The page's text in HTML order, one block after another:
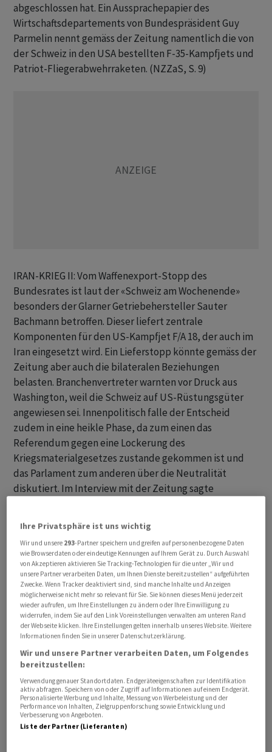
abgeschlossen hat. Ein Aussprachepapier des
Wirtschaftsdepartements von Bundespräsident Guy
Parmelin nennt gemäss der Zeitung namentlich die von
der Schweiz in den USA bestellten F-35-Kampfjets und
Patriot-Fliegerabwehrraketen. (NZZaS, S. 9)
IRAN-KRIEG II: Vom Waffenexport-Stopp des
Bundesrates ist laut der «Schweiz am Wochenende»
besonders der Glarner Getriebehersteller Sauter
Bachmann betroffen. Dieser liefert zentrale
Komponenten für den US-Kampfjet F/A 18, der auch im
Iran eingesetzt wird. Ein Lieferstopp könnte gemäss der
Zeitung aber auch die bilateralen Beziehungen
belasten. Branchenvertreter warnten vor Druck aus
Washington, weil die Schweiz auf US-Rüstungsgüter
angewiesen sei. Innenpolitisch falle der Entscheid
zudem in eine heikle Phase, da zum einen das
Referendum gegen eine Lockerung des
Kriegsmaterialgesetzes zustande gekommen ist und
das Parlament zum anderen über die Neutralität
diskutiert. Im Interview mit der Zeitung sagte
anderen Staaten nicht mehr als neutral und nützlich
anerkennen». Er plädierte für eine pragmatische
Aussenpolitik und nannte «Durchwursteln» als eine
Schweizer Kernkompetenz. (SaW, S. 2-3)
IRAN-KRIEG III: Ein weiteres US-Militärflugzeug durfte
nicht über die Schweiz fliegen. «Die USA wollten am
Mittwoch über die Schweiz fliegen - wegen der zu
knappen Frist sind wir darauf nicht eingetreten», sagte
Christian Hegner, Direktor des Bundesamts für
Zivilluftfahrt (BAZL), im Interview mit dem
«Sonntagsblick». Ein Überflug am Freitag sei aber
genehmigt worden, weil er keinen Bezug zum Iran-Krieg
hatte. Die USA müssen laut dem Bericht
Ihre Privatsphäre ist uns wichtig
Wir und unsere 293-Partner speichern und greifen auf personenbezogene Daten
wie Browserdaten oder eindeutige Kennungen auf Ihrem Gerät zu. Durch Auswahl
von Akzeptieren aktivieren Sie Tracking-Technologien für die unter „Wir und
unsere Partner verarbeiten Daten, um Ihnen Dienste bereitzustellen“ aufgeführten
Zwecke. Wenn Tracker deaktiviert sind, sind manche Inhalte und Anzeigen
möglicherweise nicht mehr so relevant für Sie. Sie können dieses Menü jederzeit
wieder aufrufen, um Ihre Einstellungen zu ändern oder Ihre Einwilligung zu
widerrufen, indem Sie auf den Link Voreinstellungen verwalten am unteren Rand
der Webseite klicken. Ihre Einstellungen gelten innerhalb unseres Website. Weitere
Informationen finden Sie in unserer Datenschutzerklärung.
Wir und unsere Partner verarbeiten Daten, um Folgendes
bereitzustellen:
Verwendung genauer Standortdaten. Endgeräteeigenschaften zur Identifikation
aktiv abfragen. Speichern von oder Zugriff auf Informationen auf einem Endgerät.
Personalisierte Werbung und Inhalte, Messung von Werbeleistung und der
Performance von Inhalten, Zielgruppenforschung sowie Entwicklung und
Verbesserung von Angeboten.
Liste der Partner (Lieferanten)